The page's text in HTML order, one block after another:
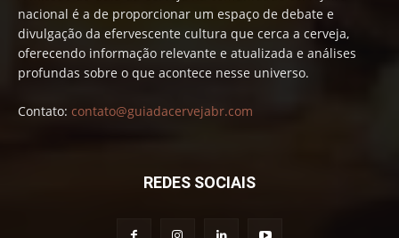
nacional é a de proporcionar um espaço de debate e
divulgação da efervescente cultura que cerca a cerveja,
oferecendo informação relevante e atualizada e análises
profundas sobre o que acontece nesse universo.
Contato: contato@guiadacervejabr.com
REDES SOCIAIS